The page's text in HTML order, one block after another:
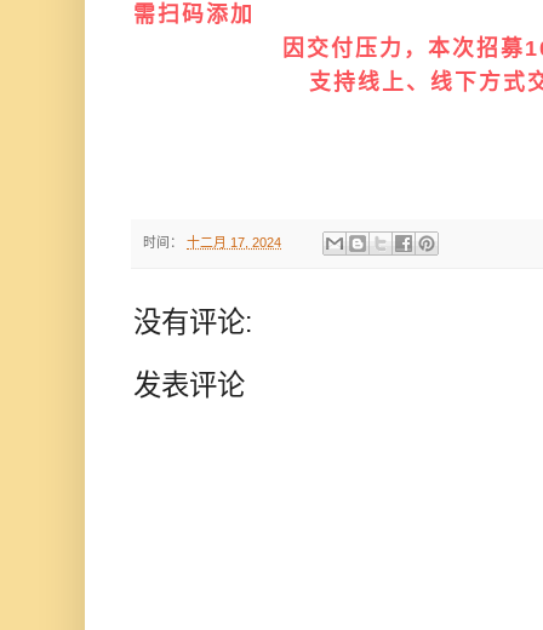
需扫码添加
因交付压力，本次招募
支持线上、线下方式
时间： 十二月 17, 2024
没有评论:
发表评论